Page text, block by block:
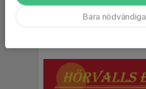
Bara nödvändiga